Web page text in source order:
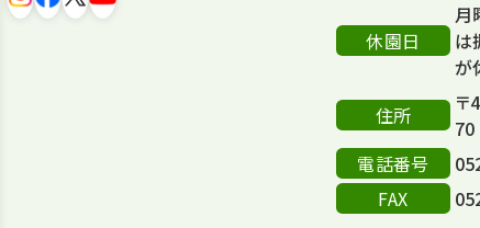
休園日
月
は
が
住所
〒
70
電話番号
FAX